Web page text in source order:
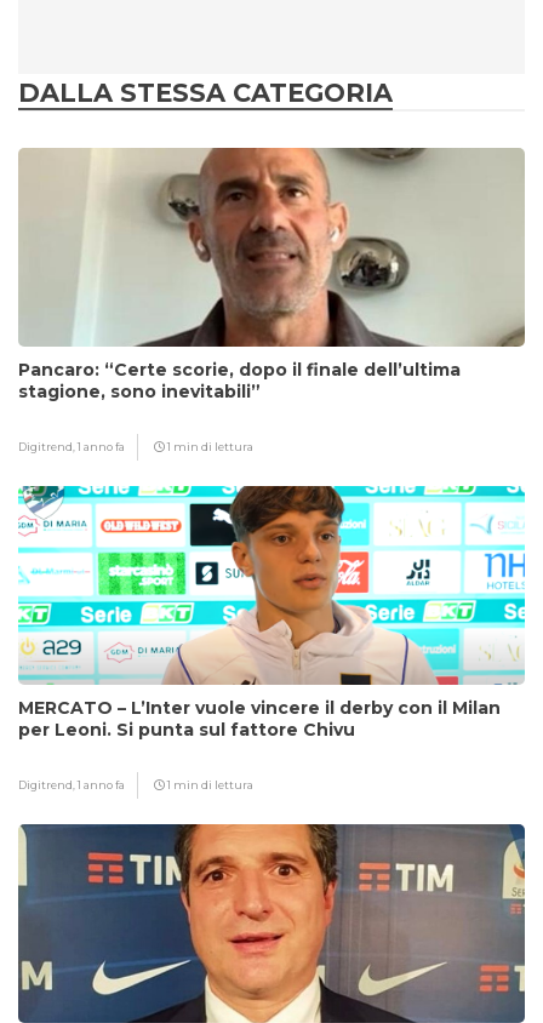
DALLA STESSA CATEGORIA
Pancaro: “Certe scorie, dopo il finale dell’ultima
stagione, sono inevitabili”
Digitrend,1 anno fa 1 min di lettura
MERCATO – L’Inter vuole vincere il derby con il Milan
per Leoni. Si punta sul fattore Chivu
Digitrend,1 anno fa 1 min di lettura